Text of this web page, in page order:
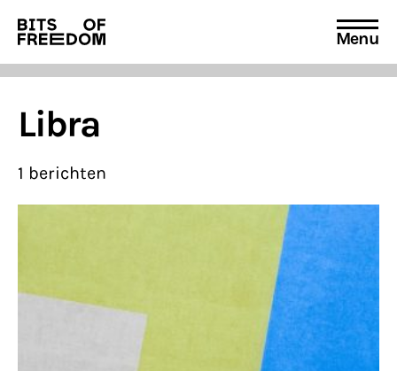
Search
for:
Menu
voorschriften
HUISREGELS
Libra
1 berichten